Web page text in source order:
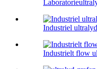
Industriel
Industrielt flow